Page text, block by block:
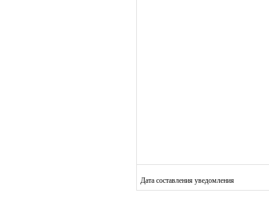
Дата составления уведомления